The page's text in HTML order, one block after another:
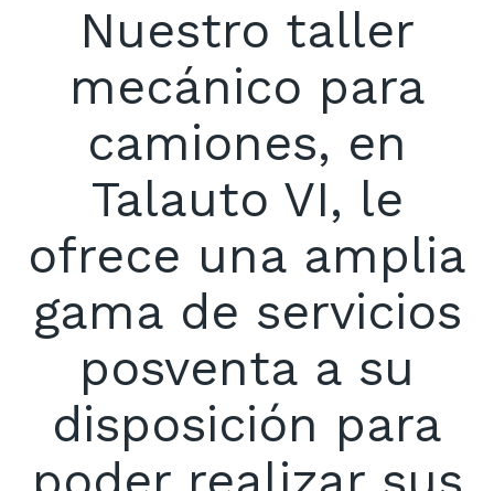
Nuestro taller
mecánico para
camiones, en
Talauto VI, le
ofrece una amplia
gama de servicios
posventa a su
disposición para